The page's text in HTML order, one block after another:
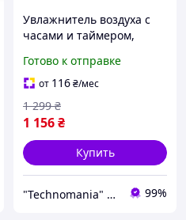
Увлажнитель воздуха с
часами и таймером,
воздухоувлажнитель 600
мл, белый корпус 12 на 22
см
Готово к отправке
от 116₴/мес
1 156₴
1 299 ₴
Купить
"Technomania" Интернет-магазин 99%